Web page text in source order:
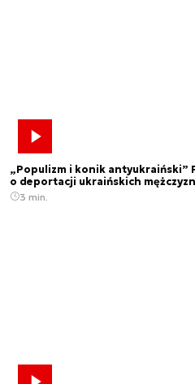
„Populizm i konik antyukraiński”
o deportacji ukraińskich mężczyzn
3 min.